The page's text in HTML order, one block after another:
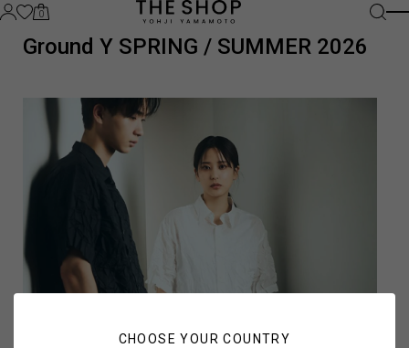
CHOOSE YOUR COUNTRY
0
Ground Y SPRING / SUMMER 2026